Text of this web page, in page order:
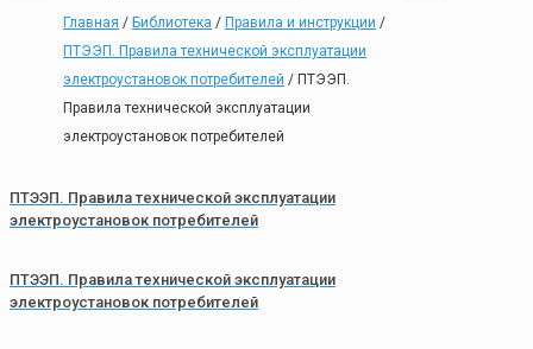
Главная / Библиотека / Правила и инструкции /
ПТЭЭП. Правила технической эксплуатации
электроустановок потребителей / ПТЭЭП.
Правила технической эксплуатации
электроустановок потребителей
ПТЭЭП. Правила технической эксплуатации
электроустановок потребителей
ПТЭЭП. Правила технической эксплуатации
электроустановок потребителей